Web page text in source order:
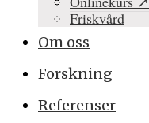
Friskvård
Om oss
Forskning
Referenser